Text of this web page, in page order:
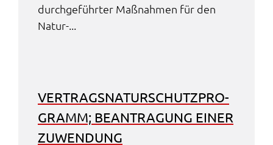
durch­ge­führ­ter Maßnah­men für den
Natur-...
VERTRAGS­NA­TUR­SCHUTZ­PRO­
GRAMM; BEAN­TRA­GUNG EINER
ZUWEN­DUNG